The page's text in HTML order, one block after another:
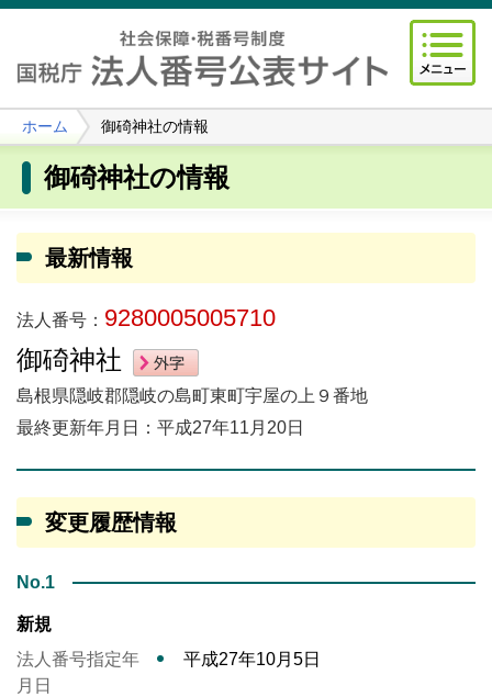
ホーム 御碕神社の情報
御碕神社の情報
最新情報
法人番号： 9280005005710
御碕神社
島根県隠岐郡隠岐の島町東町宇屋の上９番地
最終更新年月日：平成27年11月20日
変更履歴情報
No.1
新規
法人番号指定年
月日
平成27年10月5日